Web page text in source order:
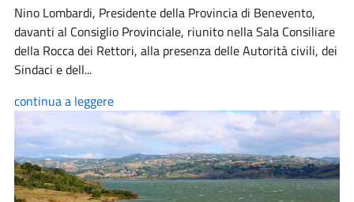
Nino Lombardi, Presidente della Provincia di Benevento,
davanti al Consiglio Provinciale, riunito nella Sala Consiliare
della Rocca dei Rettori, alla presenza delle Autorità civili, dei
Sindaci e dell...
continua a leggere